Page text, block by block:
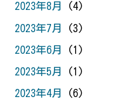
2023年8月 (4)
2023年7月 (3)
2023年6月 (1)
2023年5月 (1)
2023年4月 (6)